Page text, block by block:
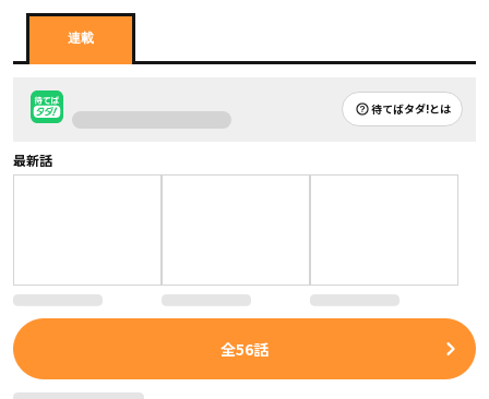
連載
待てばタダ!とは
最新話
全56話